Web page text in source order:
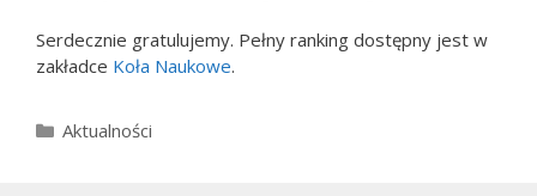
Serdecznie gratulujemy. Pełny ranking dostępny jest w
zakładce Koła Naukowe.
Kategorie
Aktualności